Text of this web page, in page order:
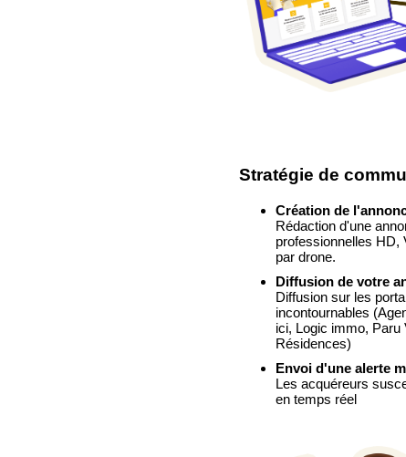
Stratégie de
Création de
Rédaction d'une
professionnelles HD,
par drone.
Diffusion de votre
Diffusion sur les
incontournables
ici, Logic immo, Paru
Résidences)
Envoi d'une alerte
Les acquéreurs
en temps réel